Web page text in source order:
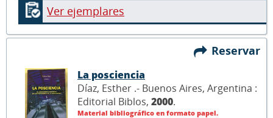
Ver ejemplares
Reservar
La posciencia
Díaz, Esther .- Buenos Aires, Argentina :
Editorial Biblos, 2000.
Material bibliográfico en formato papel.